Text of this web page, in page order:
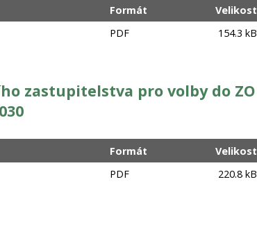
Formát
Velikost
PDF 154.3 kB
zastupitelstva pro volby do ZO
Formát
Velikost
PDF 220.8 kB